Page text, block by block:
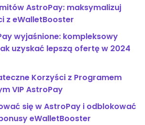
AstroPay: maksymalizuj
z eWalletBooster
wyjaśnione: kompleksowy
uzyskać lepszą ofertę w 2024
Korzyści z Programem
VIP AstroPay
się w AstroPay i odblokować
eWalletBooster